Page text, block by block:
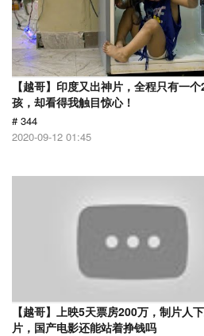
【越哥】印度又出神片，全程只有一
孩，却看得我触目惊心！
# 344
2020-09-12 01:45
【越哥】上映5天票房200万，制片人
片，国产电影还能站着挣钱吗